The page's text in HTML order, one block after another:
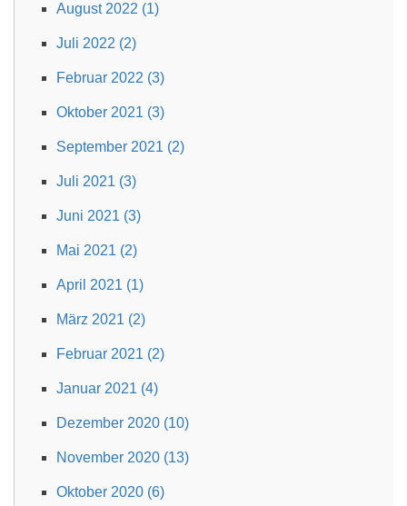
August 2022 (1)
Juli 2022 (2)
Februar 2022 (3)
Oktober 2021 (3)
September 2021 (2)
Juli 2021 (3)
Juni 2021 (3)
Mai 2021 (2)
April 2021 (1)
März 2021 (2)
Februar 2021 (2)
Januar 2021 (4)
Dezember 2020 (10)
November 2020 (13)
Oktober 2020 (6)